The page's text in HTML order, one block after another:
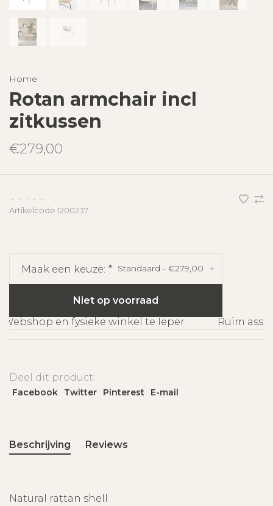
Home
Rotan armchair incl
zitkussen
€279,00
• • • •
•
Artikelcode 1200237
Maak een keuze: * Standaard - €279,00
Niet op voorraad
en fysieke winkel te Ieper
Ruim
Deel dit product:
Facebook Twitter Pinterest E-mail
Beschrijving Reviews
Natural rattan shell